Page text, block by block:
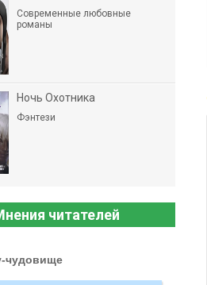
Современные любовные
романы
Ночь Охотника
Фэнтези
читателей
чудовище